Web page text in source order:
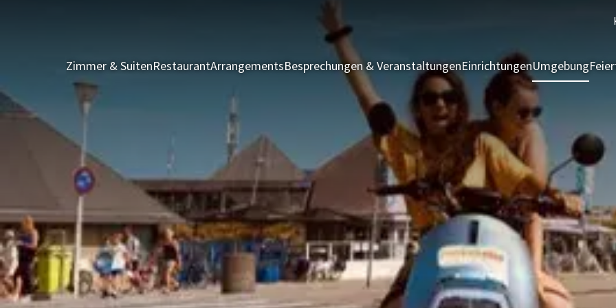
Zimmer & SuitenRestaurantArrangementsBesprechungen & VeranstaltungenEinrichtungenUmgebung